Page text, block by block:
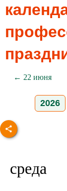
← 22 июня
2026
среда